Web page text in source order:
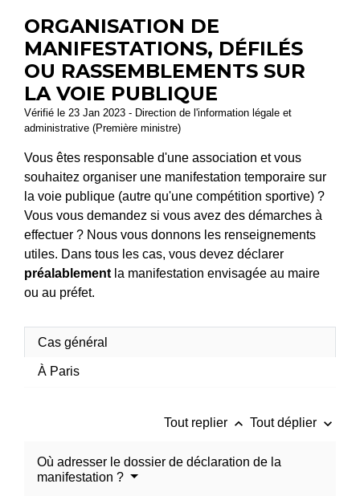
ORGANISATION DE
MANIFESTATIONS, DÉFILÉS
OU RASSEMBLEMENTS SUR
LA VOIE PUBLIQUE
Vérifié le 23 Jan 2023 - Direction de l'information légale et
administrative (Première ministre)
Vous êtes responsable d'une association et vous
souhaitez organiser une manifestation temporaire sur
la voie publique (autre qu'une compétition sportive) ?
Vous vous demandez si vous avez des démarches à
effectuer ? Nous vous donnons les renseignements
utiles. Dans tous les cas, vous devez déclarer
préalablement la manifestation envisagée au maire
ou au préfet.
Cas général
À Paris
Tout replier keyboard_arrow_up Tout déplier keyboard_arrow_down
Où adresser le dossier de déclaration de la
manifestation ?